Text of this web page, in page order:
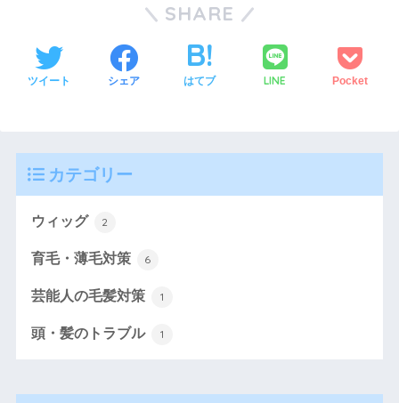
SHARE
ツイート シェア はてブ LINE Pocket
カテゴリー
ウィッグ 2
育毛・薄毛対策 6
芸能人の毛髪対策 1
頭・髪のトラブル 1